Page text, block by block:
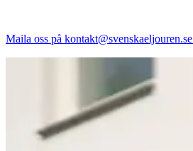
Maila oss på kontakt@svenskaeljouren.se